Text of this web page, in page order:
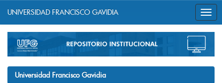
navigation
UNIVERSIDAD FRANCISCO GAVIDIA
Universidad Francisco Gavidia